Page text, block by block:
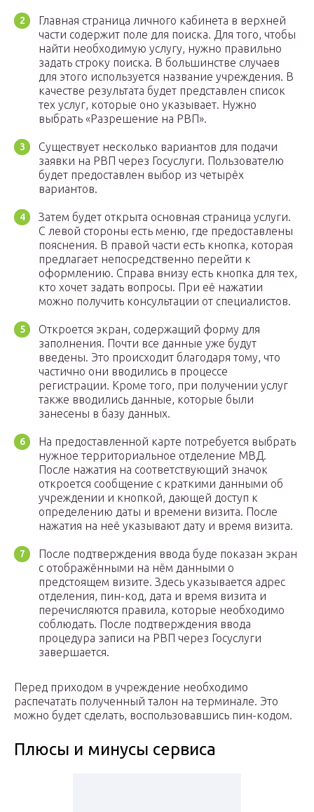
Главная страница личного кабинета в верхней
части содержит поле для поиска. Для того, чтобы
найти необходимую услугу, нужно правильно
задать строку поиска. В большинстве случаев
для этого используется название учреждения. В
качестве результата будет представлен список
тех услуг, которые оно указывает. Нужно
выбрать «Разрешение на РВП».
Существует несколько вариантов для подачи
заявки на РВП через Госуслуги. Пользователю
будет предоставлен выбор из четырёх
вариантов.
Затем будет открыта основная страница услуги.
С левой стороны есть меню, где предоставлены
пояснения. В правой части есть кнопка, которая
предлагает непосредственно перейти к
оформлению. Справа внизу есть кнопка для тех,
кто хочет задать вопросы. При её нажатии
можно получить консультации от специалистов.
Откроется экран, содержащий форму для
заполнения. Почти все данные уже будут
введены. Это происходит благодаря тому, что
частично они вводились в процессе
регистрации. Кроме того, при получении услуг
также вводились данные, которые были
занесены в базу данных.
На предоставленной карте потребуется выбрать
нужное территориальное отделение МВД.
После нажатия на соответствующий значок
откроется сообщение с краткими данными об
учреждении и кнопкой, дающей доступ к
определению даты и времени визита. После
нажатия на неё указывают дату и время визита.
После подтверждения ввода буде показан экран
с отображёнными на нём данными о
предстоящем визите. Здесь указывается адрес
отделения, пин-код, дата и время визита и
перечисляются правила, которые необходимо
соблюдать. После подтверждения ввода
процедура записи на РВП через Госуслуги
завершается.
Перед приходом в учреждение необходимо
распечатать полученный талон на терминале. Это
можно будет сделать, воспользовавшись пин-кодом.
Плюсы и минусы сервиса